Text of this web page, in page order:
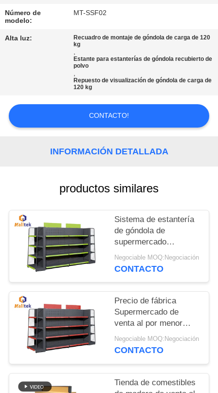
ÉNTRENOS
CONTACTO
NOTICIAS
MAPA
DEL
SITIO
PRIVACY
POLICY
Número de
modelo:
MT-SSF02
Alta luz:
Recuadro de montaje de góndola de carga de 120
kg
,
Estante para estanterías de góndola recubierto de
polvo
,
Repuesto de visualización de góndola de carga de
120 kg
CONTACTO!
INFORMACIÓN DETALLADA
productos similares
Sistema de estantería
de góndola de
supermercado
personalizado Estante
de góndola 5 capas
Negociable MOQ:Negociación
CONTACTO
Precio de fábrica
Supermercado de
venta al por menor
Sistema de estantería
de góndola Estante de
Negociable MOQ:Negociación
CONTACTO
Tienda de comestibles